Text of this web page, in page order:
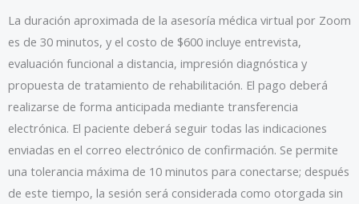
La duración aproximada de la asesoría médica virtual por Zoom
es de 30 minutos, y el costo de $600 incluye entrevista,
evaluación funcional a distancia, impresión diagnóstica y
propuesta de tratamiento de rehabilitación. El pago deberá
realizarse de forma anticipada mediante transferencia
electrónica. El paciente deberá seguir todas las indicaciones
enviadas en el correo electrónico de confirmación. Se permite
una tolerancia máxima de 10 minutos para conectarse; después
de este tiempo, la sesión será considerada como otorgada sin